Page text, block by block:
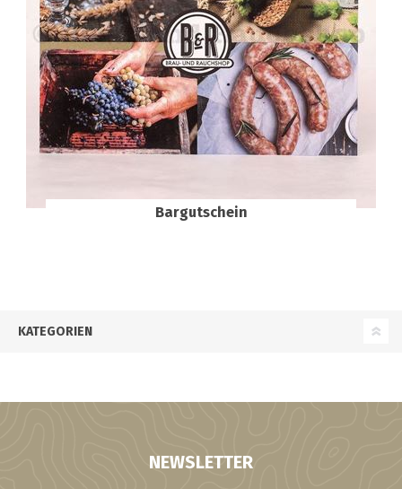
Bargutschein
KATEGORIEN
NEWSLETTER